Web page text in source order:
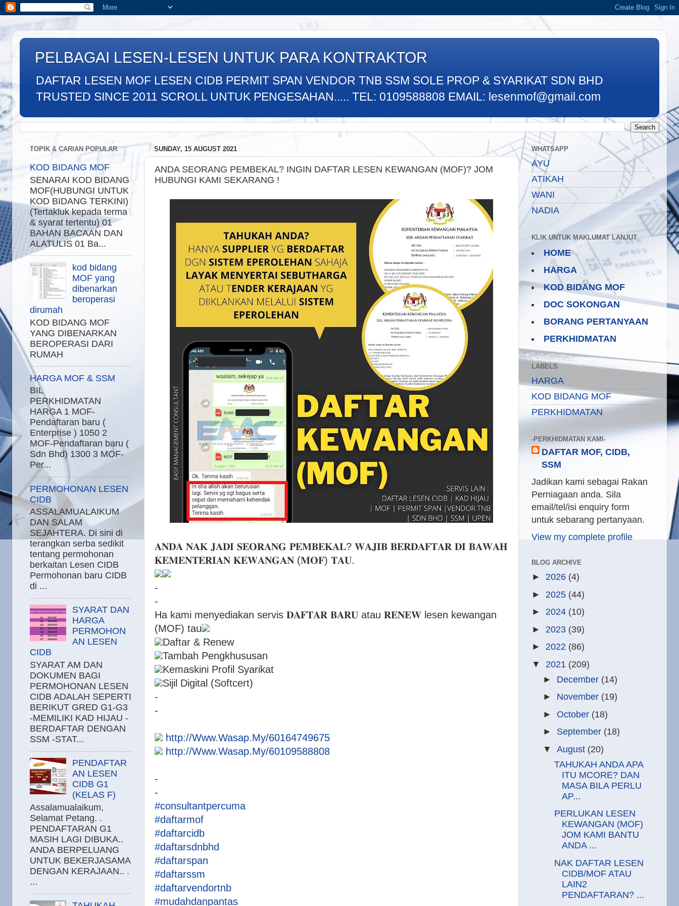
PELBAGAI LESEN-LESEN UNTUK PARA KONTRAKTOR
DAFTAR LESEN MOF LESEN CIDB PERMIT SPAN VENDOR TNB SSM SOLE PROP & SYARIKAT SDN BHD
TRUSTED SINCE 2011 SCROLL UNTUK PENGESAHAN..... TEL: 0109588808 EMAIL: lesenmof@gmail.com
SUNDAY, 15 AUGUST 2021
ANDA SEORANG PEMBEKAL? INGIN DAFTAR LESEN KEWANGAN (MOF)? JOM
HUBUNGI KAMI SEKARANG !
𝐀𝐍𝐃𝐀 𝐍𝐀𝐊 𝐉𝐀𝐃𝐈 𝐒𝐄𝐎𝐑𝐀𝐍𝐆 𝐏𝐄𝐌𝐁𝐄𝐊𝐀𝐋? 𝐖𝐀𝐉𝐈𝐁 𝐁𝐄𝐑𝐃𝐀𝐅𝐓𝐀𝐑 𝐃𝐈 𝐁𝐀𝐖𝐀𝐇
𝐊𝐄𝐌𝐄𝐍𝐓𝐄𝐑𝐈𝐀𝐍 𝐊𝐄𝐖𝐀𝐍𝐆𝐀𝐍 (𝐌𝐎𝐅) 𝐓𝐀𝐔.
-
-
Ha kami menyediakan servis 𝐃𝐀𝐅𝐓𝐀𝐑 𝐁𝐀𝐑𝐔 atau 𝐑𝐄𝐍𝐄𝐖 lesen kewangan
(MOF) tau
Daftar & Renew
Tambah Pengkhususan
Kemaskini Profil Syarikat
Sijil Digital (Softcert)
-
-
http://Www.Wasap.My/60164749675
http://Www.Wasap.My/60109588808
-
-
#consultantpercuma
#daftarmof
#daftarcidb
#daftarsdnbhd
#daftarspan
#daftarssm
#daftarvendortnb
#mudahdanpantas
TOPIK & CARIAN POPULAR
KOD BIDANG MOF
SENARAI KOD BIDANG
MOF(HUBUNGI UNTUK
KOD BIDANG TERKINI)
(Tertakluk kepada terma
& syarat tertentu) 01
BAHAN BACAAN DAN
ALATULIS 01 Ba...
kod bidang
MOF yang
dibenarkan
beroperasi
dirumah
KOD BIDANG MOF
YANG DIBENARKAN
BEROPERASI DARI
RUMAH
HARGA MOF & SSM
BIL
PERKHIDMATAN
HARGA 1 MOF-
Pendaftaran baru (
Enterprise ) 1050 2
MOF-Pendaftaran baru (
Sdn Bhd) 1300 3 MOF-
Per...
PERMOHONAN LESEN
CIDB
ASSALAMUALAIKUM
DAN SALAM
SEJAHTERA. Di sini di
terangkan serba sedikit
tentang permohonan
berkaitan Lesen CIDB
Permohonan baru CIDB
di ...
SYARAT DAN
HARGA
PERMOHON
AN LESEN
CIDB
SYARAT AM DAN
DOKUMEN BAGI
PERMOHONAN LESEN
CIDB ADALAH SEPERTI
BERIKUT GRED G1-G3
-MEMILIKI KAD HIJAU -
BERDAFTAR DENGAN
SSM -STAT...
PENDAFTAR
AN LESEN
CIDB G1
(KELAS F)
Assalamualaikum,
Selamat Petang. .
PENDAFTARAN G1
MASIH LAGI DIBUKA..
ANDA BERPELUANG
UNTUK BEKERJASAMA
DENGAN KERAJAAN.. .
...
WHATSAPP
AYU
ATIKAH
WANI
NADIA
KLIK UNTUK MAKLUMAT LANJUT
HOME
HARGA
KOD BIDANG MOF
DOC SOKONGAN
BORANG PERTANYAAN
PERKHIDMATAN
LABELS
HARGA
KOD BIDANG MOF
PERKHIDMATAN
-PERKHIDMATAN KAMI-
DAFTAR MOF, CIDB,
SSM
Jadikan kami sebagai Rakan
Perniagaan anda. Sila
email/tel/isi enquiry form
untuk sebarang pertanyaan.
View my complete profile
BLOG ARCHIVE
► 2026 (4)
► 2025 (44)
► 2024 (10)
► 2023 (39)
► 2022 (86)
▼ 2021 (209)
► December (14)
► November (19)
► October (18)
► September (18)
▼ August (20)
TAHUKAH ANDA APA
ITU MCORE? DAN
MASA BILA PERLU
AP...
PERLUKAN LESEN
KEWANGAN (MOF)
JOM KAMI BANTU
ANDA ...
NAK DAFTAR LESEN
CIDB/MOF ATAU
LAIN2
PENDAFTARAN? ...